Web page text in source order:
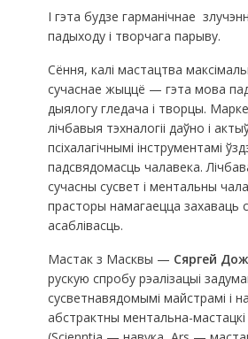
І гэта будзе гарманічнае
падыходу і творчага парыву.
Сёння, калі мастацтва
сучаснае жыццё — гэта мова
дыялогу гледача і творцы.
лічбавыя тэхналогіі даўно і
псіхалагічнымі інструментамі
падсвядомасць чалавека.
сучасны сусвет і ментальны
прасторы намагаецца захаваць
асаблівасць.
Мастак з Масквы — Сяргей
рускую спробу рэалізацыі
сусветнавядомымі майстрамі і
абстрактны ментальна-